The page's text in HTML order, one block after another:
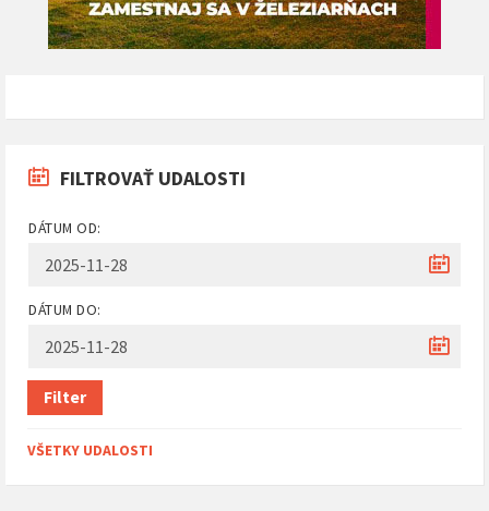
FILTROVAŤ UDALOSTI
DÁTUM OD:
DÁTUM DO:
Filter
VŠETKY UDALOSTI